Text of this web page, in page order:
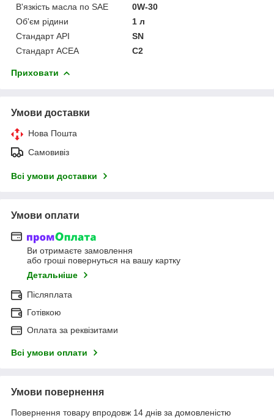
В'язкість масла по SAE
0W-30
Об'єм рідини
1 л
Стандарт API
SN
Стандарт ACEA
C2
Приховати
Умови доставки
Нова Пошта
Самовивіз
Всі умови доставки
Умови оплати
Ви отримаєте замовлення
або гроші повернуться на вашу картку
Детальніше
Післяплата
Готівкою
Оплата за реквізитами
Всі умови оплати
Умови повернення
Повернення товару впродовж 14 днів за домовленістю